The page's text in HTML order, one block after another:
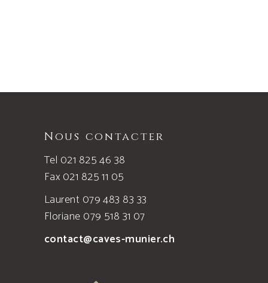
Nous contacter
Tel 021 825 46 38
Fax 021 825 11 05
Laurent 079 483 83 33
Floriane 079 518 31 07
contact@caves-munier.ch